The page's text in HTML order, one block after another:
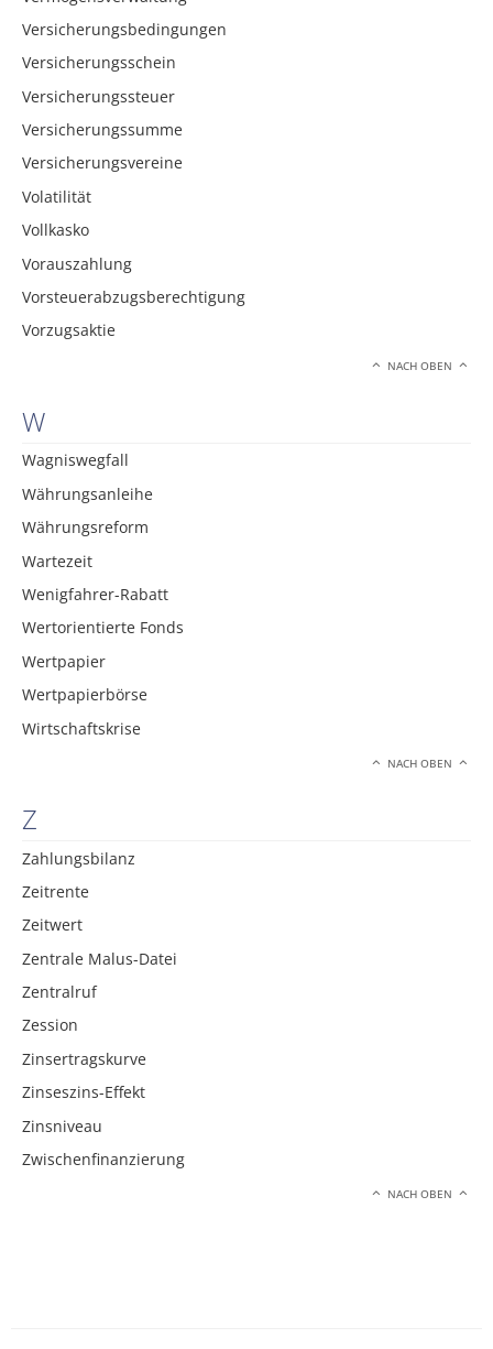
Versicherungsbedingungen
Versicherungsschein
Versicherungssteuer
Versicherungssumme
Versicherungsvereine
Volatilität
Vollkasko
Vorauszahlung
Vorsteuerabzugsberechtigung
Vorzugsaktie
NACH OBEN
W
Wagniswegfall
Währungsanleihe
Währungsreform
Wartezeit
Wenigfahrer-Rabatt
Wertorientierte Fonds
Wertpapier
Wertpapierbörse
Wirtschaftskrise
NACH OBEN
Z
Zahlungsbilanz
Zeitrente
Zeitwert
Zentrale Malus-Datei
Zentralruf
Zession
Zinsertragskurve
Zinseszins-Effekt
Zinsniveau
Zwischenfinanzierung
NACH OBEN